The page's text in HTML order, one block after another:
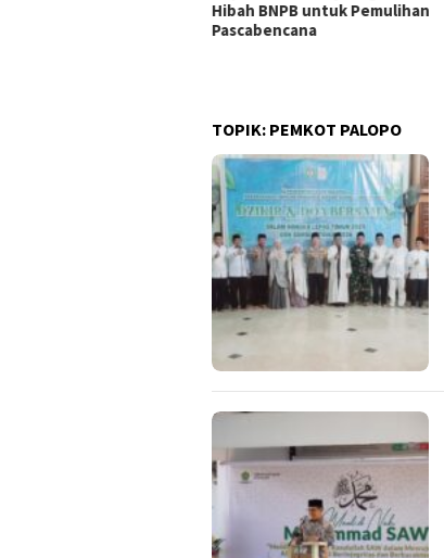
Hibah BNPB untuk Pemulihan
Pascabencana
TOPIK: PEMKOT PALOPO